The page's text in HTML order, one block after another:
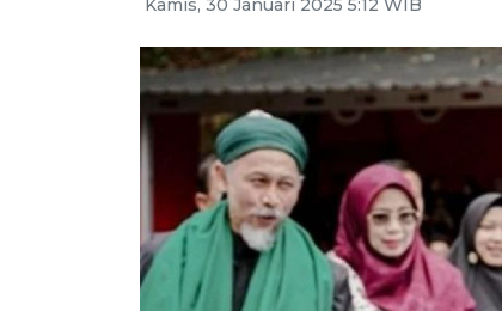
Kamis, 30 Januari 2025 5:12 WIB